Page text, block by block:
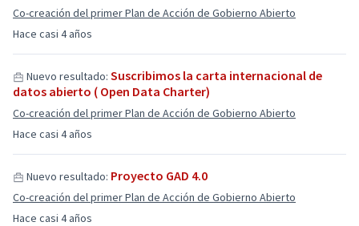
Hace casi 4 años
Co-creación del primer Plan de Acción de Gobierno Abierto
Hace casi 4 años
Nuevo resultado: Suscribimos la carta internacional de
datos abierto ( Open Data Charter)
Co-creación del primer Plan de Acción de Gobierno Abierto
Hace casi 4 años
Nuevo resultado: Proyecto GAD 4.0
Co-creación del primer Plan de Acción de Gobierno Abierto